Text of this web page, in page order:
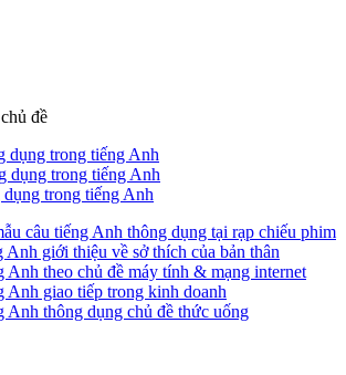
đề
dụng trong tiếng Anh
dụng trong tiếng Anh
trong tiếng Anh
câu tiếng Anh thông dụng tại rạp chiếu phim
Anh giới thiệu về sở thích của bản thân
Anh theo chủ đề máy tính & mạng internet
Anh giao tiếp trong kinh doanh
Anh thông dụng chủ đề thức uống